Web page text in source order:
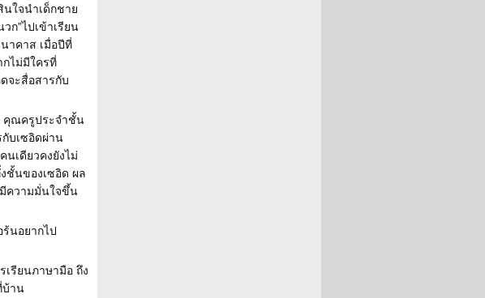
ใจนำเด็กชาย
ก”ไปเข้าเรียน
าคาส เมื่อปีที่
ไม่มีใครที่
จะสื่อสารกับ
คุณครูประจำชั้น
บเซอิดผ่าน
เดียวคงยังไม่
ชั้นของเซอิด ผล
ความมั่นใจขึ้น
นอยากไป
เรียนภาษามือ ถึง
บ้าน